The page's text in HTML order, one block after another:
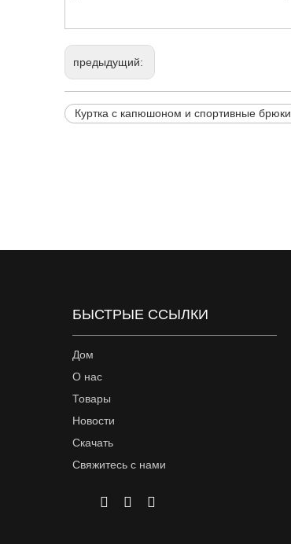
предыдущий:
Куртка с капюшоном и спортивные брюки
БЫСТРЫЕ ССЫЛКИ
Дом
О нас
Товары
Новости
Скачать
Свяжитесь с нами